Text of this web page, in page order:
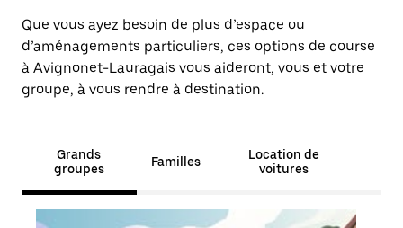
Que vous ayez besoin de plus d’espace ou
d’aménagements particuliers, ces options de course
à Avignonet-Lauragais vous aideront, vous et votre
groupe, à vous rendre à destination.
Grands
groupes
Familles
Location de
voitures